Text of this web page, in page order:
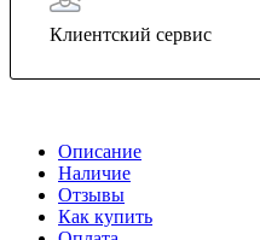
Клиентский сервис
Описание
Наличие
Отзывы
Как купить